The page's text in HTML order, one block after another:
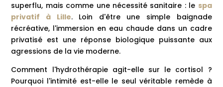
superflu, mais comme une nécessité sanitaire : le spa
privatif à Lille. Loin d'être une simple baignade
récréative, l'immersion en eau chaude dans un cadre
privatisé est une réponse biologique puissante aux
agressions de la vie moderne.
Comment l'hydrothérapie agit-elle sur le cortisol ?
Pourquoi l'intimité est-elle le seul véritable remède à